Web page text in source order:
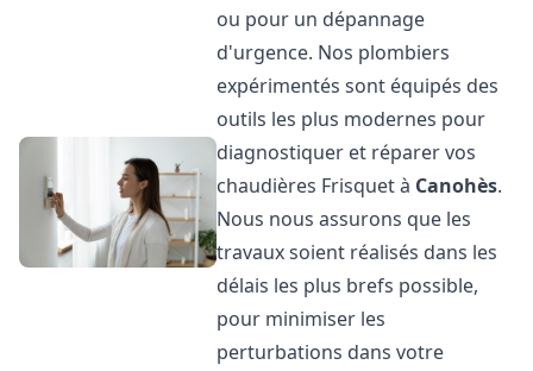
ou pour un dépannage
d'urgence. Nos plombiers
expérimentés sont équipés des
outils les plus modernes pour
diagnostiquer et réparer vos
chaudières Frisquet à Canohès.
Nous nous assurons que les
travaux soient réalisés dans les
délais les plus brefs possible,
pour minimiser les
perturbations dans votre